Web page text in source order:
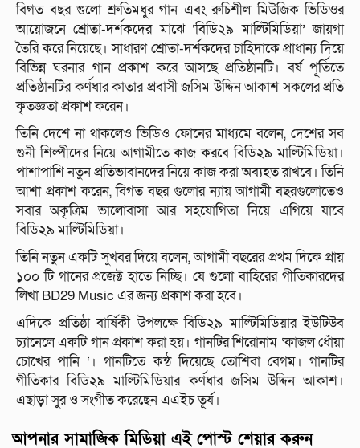
বিগত বছর গুলো শ্রুতিমধুর গান এবং রুচিশীল মিউজিক ভিডিওর
আয়োজনে শ্রোতা-দর্শকদের মাঝে ‘বিডি২৯ মাল্টিমিডিয়া’ জায়গা
তৈরি করে নিয়েছে। সাধারণ শ্রোতা-দর্শকদের চাহিদাকে প্রাধান্য দিয়ে
বিভিন্ন ঘরনার গান প্রকাশ করে আসছে প্রতিষ্ঠানটি। বর্ষ পূর্তিতে
প্রতিষ্ঠানটির কর্ণধার কাতার প্রবাসী জসিম উদ্দিন আকাশ সকলের প্রতি
কৃতজ্ঞতা প্রকাশ করেন।
তিনি দেশে না থাকলেও ভিডিও ফোনের মাধ্যমে বলেন, দেশের সব
গুনী শিল্পীদের নিয়ে আগামীতে কাজ করবে বিডি২৯ মাল্টিমিডিয়া।
পাশাপাশি নতুন প্রতিভাবানদের নিয়ে কাজ করা অব্যহত রাখবে। তিনি
আশা প্রকাশ করেন, বিগত বছর গুলোর ন্যায় আগামী বছরগুলোতেও
সবার অকৃত্রিম ভালোবাসা আর সহযোগিতা নিয়ে এগিয়ে যাবে
বিডি২৯ মাল্টিমিডিয়া।
তিনি নতুন একটি সুখবর দিয়ে বলেন, আগামী বছরের প্রথম দিকে প্রায়
১০০ টি গানের প্রজেক্ট হাতে নিচ্ছি। যে গুলো বাহিরের গীতিকারদের
লিখা BD29 Music এর জন্য প্রকাশ করা হবে।
এদিকে প্রতিষ্ঠা বার্ষিকী উপলক্ষে বিডি২৯ মাল্টিমিডিয়ার ইউটিউব
চ্যানেলে একটি গান প্রকাশ করা হয়। গানটির শিরোনাম ‘কাজল ধোঁয়া
চোখের পানি ‘। গানটিতে কন্ঠ দিয়েছে তোশিবা বেগম। গানটির
গীতিকার বিডি২৯ মাল্টিমিডিয়ার কর্ণধার জসিম উদ্দিন আকাশ।
এছাড়া সুর ও সংগীত করেছেন এএইচ তূর্য।
আপনার সামাজিক মিডিয়া এই পোস্ট শেয়ার করুন